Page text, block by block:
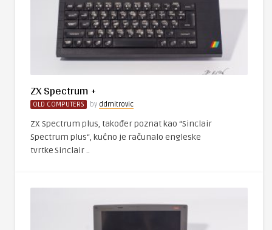
ZX Spectrum +
OLD COMPUTERS by ddmitrovic
ZX Spectrum plus, također poznat kao “Sinclair
Spectrum plus“, kućno je računalo engleske
tvrtke Sinclair ..